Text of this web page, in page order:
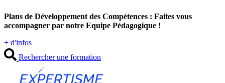
au
contenu
Plans de Développement des Compétences : Faites vous
accompagner par notre Equipe Pédagogique !
+ d'infos
Rechercher une formation